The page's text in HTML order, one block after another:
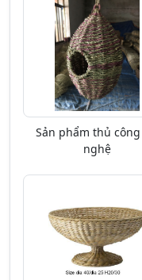
Sản phẩm thủ
nghệ